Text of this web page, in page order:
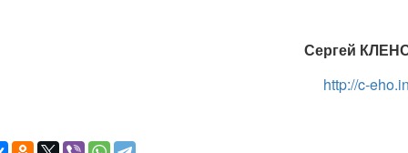
Сергей
http://c-